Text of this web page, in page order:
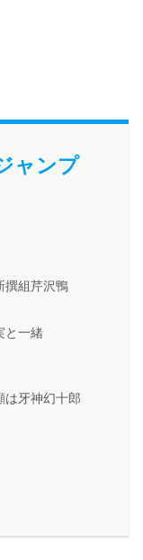
ャンプ
撰組芹沢鴨
と一緒
は牙神幻十郎